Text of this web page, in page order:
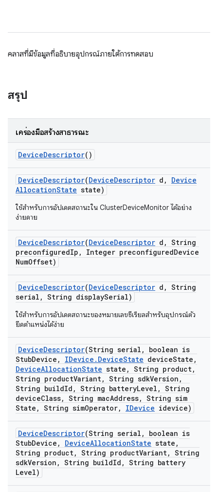
คลาสที่มีข้อมูลที่อธิบายอุปกรณ์ภายใต้การทดสอบ
สรุป
เครื่องมือสร้างสาธารณะ
DeviceDescriptor()
DeviceDescriptor(DeviceDescriptor d ,
Device
AllocationState state)
ใช้สำหรับการอัปเดตสถานะใน ClusterDeviceMonitor ได้อย่าง
ง่ายดาย
DeviceDescriptor(DeviceDescriptor d , String
preconfiguredIp , Integer preconfiguredDevice
NumOffset)
DeviceDescriptor(DeviceDescriptor d , String
serial , String displaySerial)
ใช้สำหรับการอัปเดตสถานะของหมายเลขซีเรียลสำหรับอุปกรณ์ตัว
ยึดตำแหน่งได้ง่าย
DeviceDescriptor(String serial ,
boolean is
StubDevice , IDevice . DeviceState deviceState ,
DeviceAllocationState state , String product,
String productVariant, String sdkVersion ,
String buildId , String batteryLevel , String
deviceClass, String macAddress, String sim
State , String simOperator, IDevice idevice)
DeviceDescriptor(String serial ,
boolean is
StubDevice , DeviceAllocationState state ,
String product, String productVariant, String
sdkVersion , String buildId , String battery
Level)